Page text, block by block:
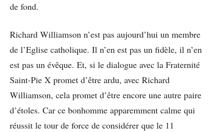
de fond.
Richard Williamson n’est pas aujourd’hui un membre
de l’Eglise catholique. Il n’en est pas un fidèle, il n’en
est pas un évêque. Et, si le dialogue avec la Fraternité
Saint-Pie X promet d’être ardu, avec Richard
Williamson, cela promet d’être encore une autre paire
d’étoles. Car ce bonhomme apparemment calme qui
réussit le tour de force de considérer que le 11